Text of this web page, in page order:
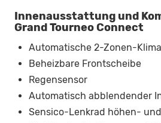
Innenausstattung und
Grand Tourneo Connect
Automatische 2-Zonen-
Beheizbare Frontscheibe
Regensensor
Automatisch abblendender
Sensico-Lenkrad höhen-